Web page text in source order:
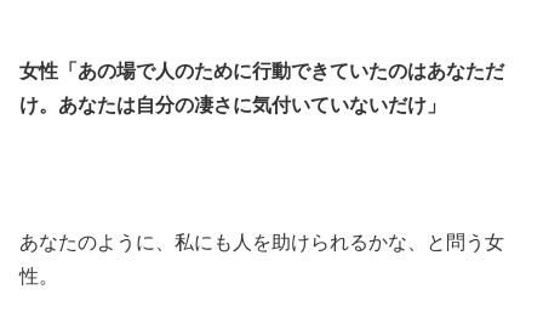
女性「あの場で人のために行動できていたのはあなただ
け。あなたは自分の凄さに気付いていないだけ」
あなたのように、私にも人を助けられるかな、と問う女
性。